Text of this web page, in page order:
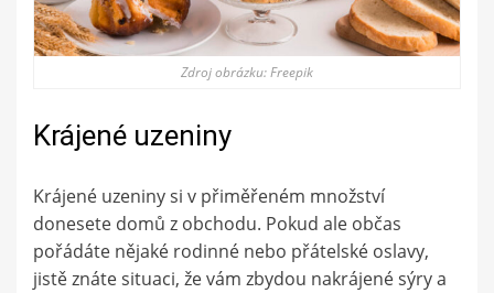
Zdroj obrázku: Freepik
Krájené uzeniny
Krájené uzeniny si v přiměřeném množství
donesete domů z obchodu. Pokud ale občas
pořádáte nějaké rodinné nebo přátelské oslavy,
jistě znáte situaci, že vám zbydou nakrájené sýry a